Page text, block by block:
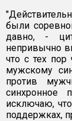
были
давно, -
непривычно
что с тех
мужскому
против
синхронное
исключаю,
поддержках,